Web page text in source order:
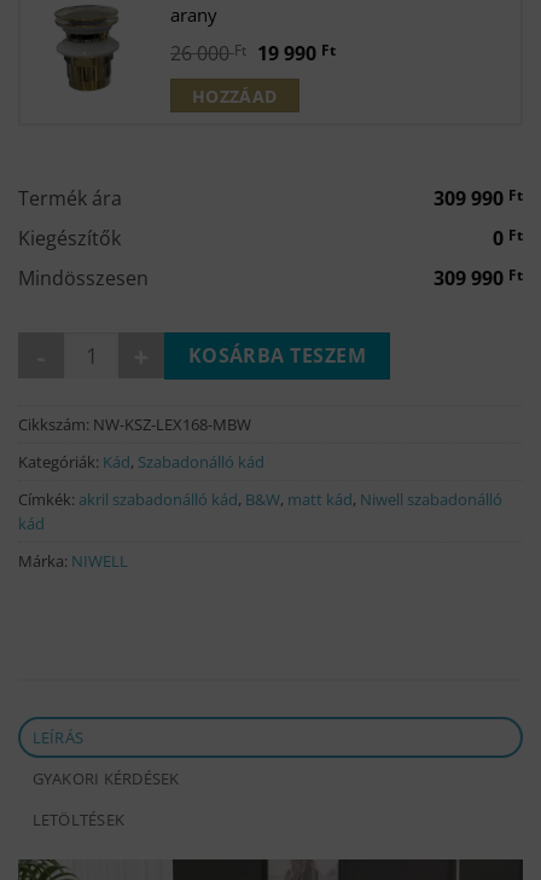
arany
26 000Ft Original
price
was:
19 990 FtCurrent
HOZZÁAD
Termék ára 309 990 Ft
Kiegészítők 0 Ft
Mindösszesen 309 990 Ft
LEXIE matt b&w szabadonálló kád 167,6x73 mennyiség
KOSÁRBA TESZEM
Cikkszám: NW-KSZ-LEX168-MBW
Kategóriák: Kád, Szabadonálló kád
Címkék: akril szabadonálló kád, B&W, matt kád, Niwell szabadonálló
kád
Márka: NIWELL
LEÍRÁS
GYAKORI KÉRDÉSEK
LETÖLTÉSEK